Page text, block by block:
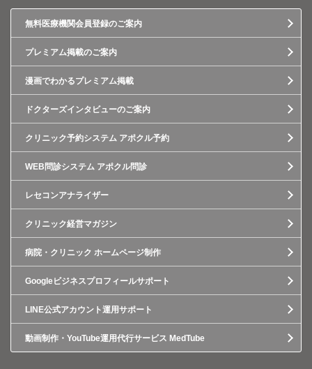
無料医療機関会員登録のご案内
プレミアム掲載のご案内
漫画でわかるプレミアム掲載
ドクターズインタビューのご案内
クリニック予約システム アポクル予約
WEB問診システム アポクル問診
レセコンアナライザー
クリニック経営マガジン
病院・クリニック ホームページ制作
Googleビジネスプロフィールサポート
LINE公式アカウント運用サポート
動画制作・YouTube運用代行サービス MedTube